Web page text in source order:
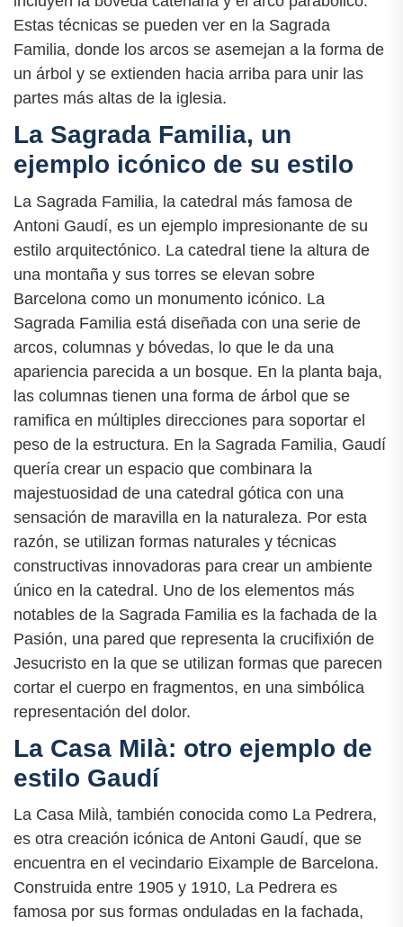
Estas técnicas se pueden ver en la Sagrada
Familia, donde los arcos se asemejan a la forma de
un árbol y se extienden hacia arriba para unir las
partes más altas de la iglesia.
La Sagrada Familia, un
ejemplo icónico de su estilo
La Sagrada Familia, la catedral más famosa de
Antoni Gaudí, es un ejemplo impresionante de su
estilo arquitectónico. La catedral tiene la altura de
una montaña y sus torres se elevan sobre
Barcelona como un monumento icónico. La
Sagrada Familia está diseñada con una serie de
arcos, columnas y bóvedas, lo que le da una
apariencia parecida a un bosque. En la planta baja,
las columnas tienen una forma de árbol que se
ramifica en múltiples direcciones para soportar el
peso de la estructura. En la Sagrada Familia, Gaudí
quería crear un espacio que combinara la
majestuosidad de una catedral gótica con una
sensación de maravilla en la naturaleza. Por esta
razón, se utilizan formas naturales y técnicas
constructivas innovadoras para crear un ambiente
único en la catedral. Uno de los elementos más
notables de la Sagrada Familia es la fachada de la
Pasión, una pared que representa la crucifixión de
Jesucristo en la que se utilizan formas que parecen
cortar el cuerpo en fragmentos, en una simbólica
representación del dolor.
La Casa Milà: otro ejemplo de
estilo Gaudí
La Casa Milà, también conocida como La Pedrera,
es otra creación icónica de Antoni Gaudí, que se
encuentra en el vecindario Eixample de Barcelona.
Construida entre 1905 y 1910, La Pedrera es
famosa por sus formas onduladas en la fachada,